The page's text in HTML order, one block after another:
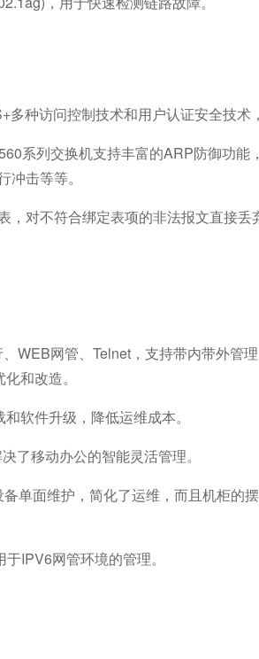
访问控制技术和用户认证安全技术
列交换机支持丰富的ARP防御功能
击等等。
对不符合绑定表项的非法报文直接丢
网管、Telnet，支持带内带外管
和改造。
软件升级，降低运维成本。
移动办公的智能灵活管理。
面维护，简化了运维，而且机柜的
IPV6网管环境的管理。